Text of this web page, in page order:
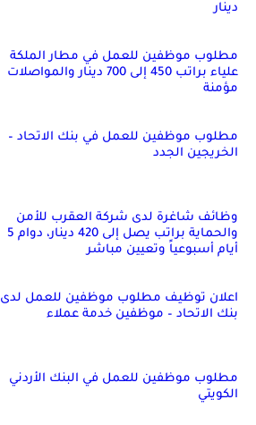
دينار
مطلوب موظفين للعمل في مطار الملكة
علياء براتب 450 إلى 700 دينار والمواصلات
مؤمنة
مطلوب موظفين للعمل في بنك الاتحاد –
الخريجين الجدد
وظائف شاغرة لدى شركة العقرب للأمن
والحماية براتب يصل إلى 420 دينار، دوام 5
أيام أسبوعياً وتعيين مباشر
اعلان توظيف مطلوب موظفين للعمل لدى
بنك الاتحاد – موظفين خدمة عملاء
مطلوب موظفين للعمل في البنك الأردني
الكويتي